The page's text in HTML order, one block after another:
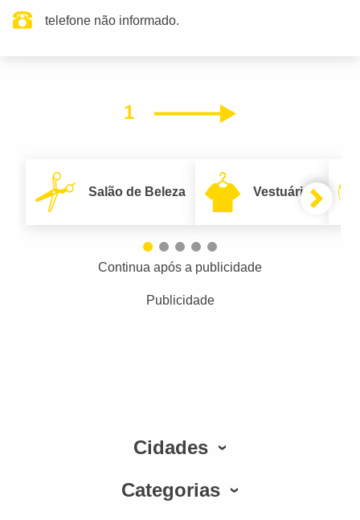
telefone não informado.
1 Próximo
Salão de Beleza Vestuário
Continua após a publicidade
Publicidade
Cidades
Categorias